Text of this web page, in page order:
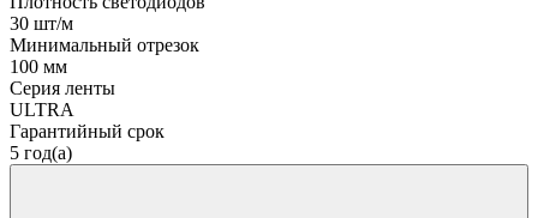
30 шт/м
Минимальный отрезок
100 мм
Серия ленты
ULTRA
Гарантийный срок
5 год(а)